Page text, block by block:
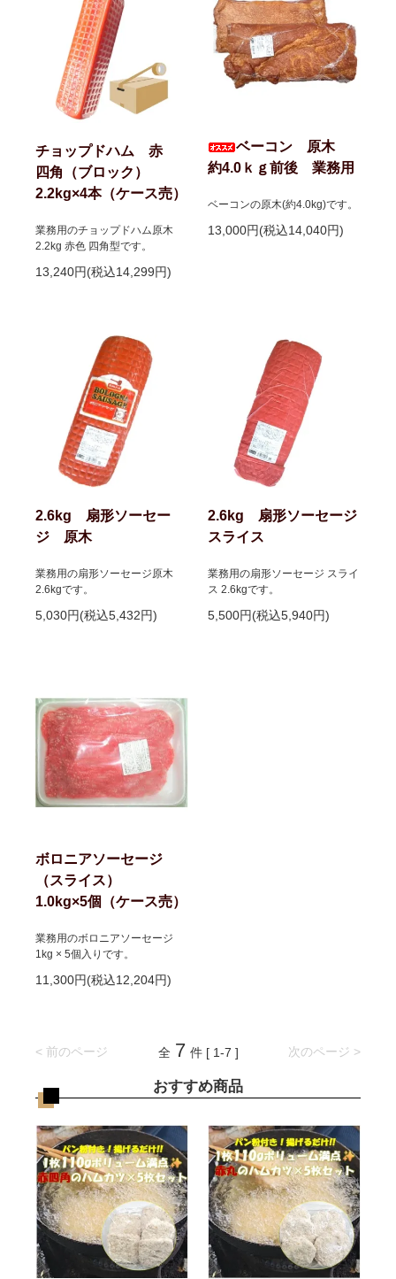
チョップドハム 赤
四角（ブロック）
2.2kg×4本（ケース売）
業務用のチョップドハム原木
2.2kg 赤色 四角型です。
13,240円(税込14,299円)
ベーコン 原木
約4.0ｋｇ前後 業務用
ベーコンの原木(約4.0kg)です。
13,000円(税込14,040円)
2.6kg 扇形ソーセー
ジ 原木
業務用の扇形ソーセージ原木
2.6kgです。
5,030円(税込5,432円)
2.6kg 扇形ソーセージ
スライス
業務用の扇形ソーセージ スライ
ス 2.6kgです。
5,500円(税込5,940円)
ボロニアソーセージ
（スライス）
1.0kg×5個（ケース売）
業務用のボロニアソーセージ
1kg × 5個入りです。
11,300円(税込12,204円)
< 前のページ 次のページ >
全 7 件 [ 1-7 ]
おすすめ商品